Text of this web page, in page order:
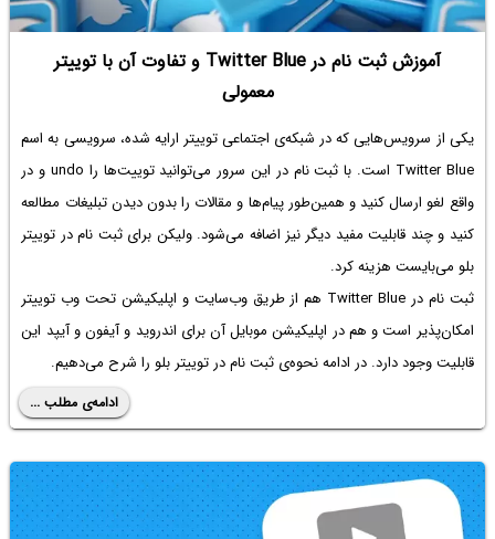
آموزش ثبت نام در Twitter Blue و تفاوت آن با توییتر
معمولی
یکی از سرویس‌هایی که در شبکه‌ی اجتماعی توییتر ارایه شده، سرویسی به اسم
Twitter Blue است. با ثبت نام در این سرور می‌توانید توییت‌ها را undo و در
واقع لغو ارسال کنید و همین‌طور پیام‌ها و مقالات را بدون دیدن تبلیغات مطالعه
کنید و چند قابلیت مفید دیگر نیز اضافه می‌شود. ولیکن برای ثبت نام در توییتر
بلو می‌بایست هزینه کرد.
ثبت نام در Twitter Blue هم از طریق وب‌سایت و اپلیکیشن تحت وب توییتر
امکان‌پذیر است و هم در اپلیکیشن موبایل آن برای اندروید و آیفون و آیپد این
قابلیت وجود دارد. در ادامه نحوه‌ی ثبت نام در توییتر بلو را شرح می‌دهیم.
ادامه‌ی مطلب ...